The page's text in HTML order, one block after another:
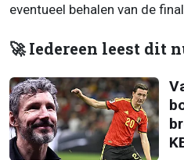
eventueel behalen van de
🚀 Iedereen leest dit